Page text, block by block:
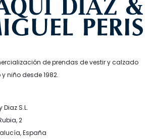
de prendas de vestir y calzado
niño desde 1982.
Diaz S.L.
2
España